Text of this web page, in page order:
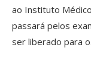
ao Instituto
passará pelos
ser liberado para